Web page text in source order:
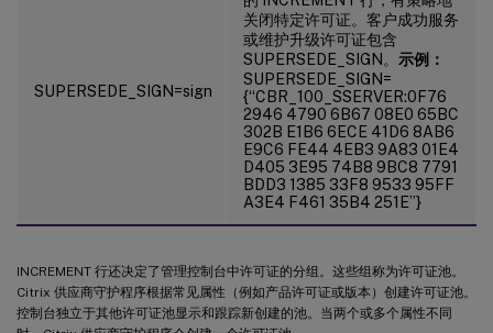
SUPERSEDE_SIGN=sign
关闭特定许可证。客户成功服务
或维护升级许可证包含
SUPERSEDE_SIGN。 示例：
SUPERSEDE_SIGN=
{“CBR_100_SSERVER:0F76
2946 4790 6B67 08E0 65BC
302B E1B6 6ECE 41D6 8AB6
E9C6 FE44 4EB3 9A83 01E4
D405 3E95 74B8 9BC8 7791
BDD3 1385 33F8 9533 95FF
A3E4 F461 35B4 251E”}
INCREMENT 行还决定了管理控制台中许可证的分组。这些组称为许可证池。
Citrix 供应商守护程序根据常见属性（例如产品许可证或版本）创建许可证池。
控制台独立于其他许可证池显示和跟踪新创建的池。当两个或多个属性不同